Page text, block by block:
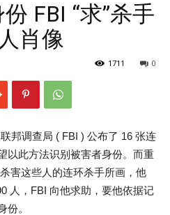
FBI “求”杀手
肖像
0
1711
邦调查局 ( FBI ) 公布了 16 张连
以此方法识别被害者身份。而重
害这些人的连环杀手所画，他
人，FBI 向他求助，要他依据记
份。